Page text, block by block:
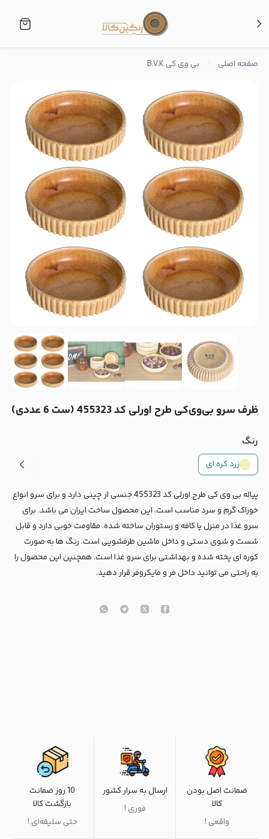
صفحه اصلی بی وی کی B.V.K
ظرف سرو بی‌وی‌کی طرح اورلی کد 455323 (ست 6 عددی)
رنگ
زرد کره ای
پیاله بی وی کی طرح اورلی کد 455323 جنسی از چینی دارد و برای سرو انواع
خوراک گرم و سرد مناسب است. این محصول ساخت ایران می باشد. برای
سرو غذا در منزل یا کافه و رستوران ساخته شده. مقاومت خوبی دارد و قابل
شست و شوی دستی و داخل ماشین ظرفشویی است. رنگ ها به صورت
کوره ای پخته شده و بهداشتی برای سرو غذا است. همچنین این محصول را
به راحتی می توانید داخل فر و مایکروفر قرار دهید.
ضمانت اصل بودن
کالا
واقعی !
ارسال به سرار کشور
فوری !
10 روز ضمانت
بازگشت کالا
حتی سلیقه‌ای !